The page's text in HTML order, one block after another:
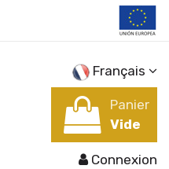
Français
Panier
Vide
Connexion